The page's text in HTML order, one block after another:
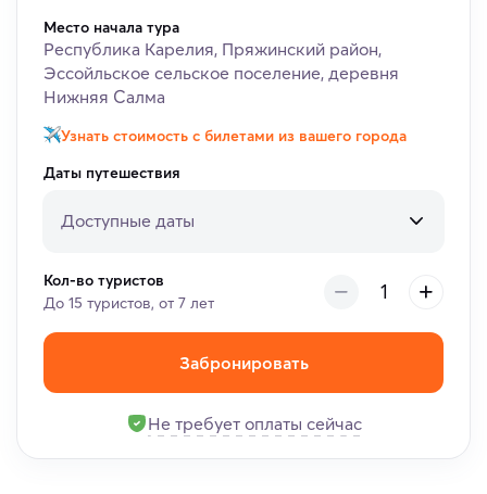
Место начала тура
Республика Карелия, Пряжинский район,
Эссойльское сельское поселение, деревня
Нижняя Салма
Узнать стоимость с билетами из вашего города
Даты путешествия
Доступные даты
Кол-во туристов
До 15 туристов, от 7 лет
Забронировать
Не требует оплаты сейчас